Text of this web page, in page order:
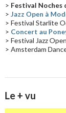
Tournée 2025(14)
> Festival Noches
> Jazz Open à
> Festival Starlite
> Concert au
> Festival Jazz
> Amsterdam
Le + vu